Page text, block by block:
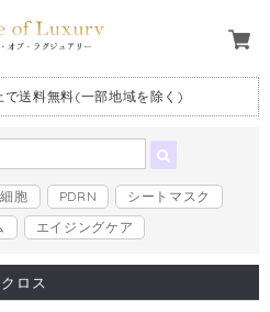
送料無料(一部地域を除く)
胞 PDRN
シートマスク
エイジングケア
ロス